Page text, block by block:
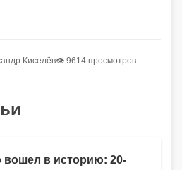
Киселёв👁 9614 просмотров
вошел в историю: 20-